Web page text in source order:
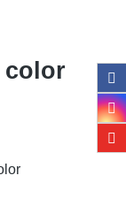
color